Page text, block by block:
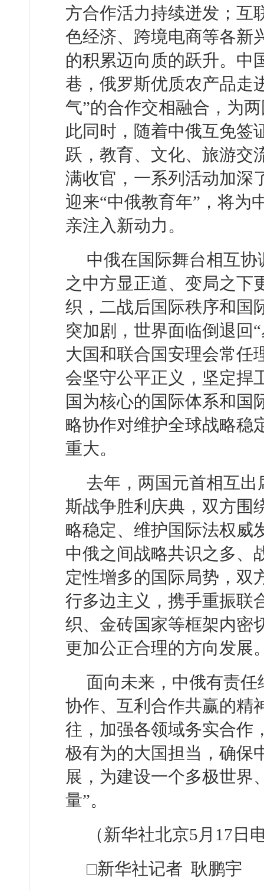
方合作活力持续迸发；互
色经济、跨境电商等各
的积累迈向质的跃升。中
巷，俄罗斯优质农产品走
气”的合作交相融合，为
此同时，随着中俄互免签
跃，教育、文化、旅游交
满收官，一系列活动加深
迎来“中俄教育年”，将为
亲注入新动力。
中俄在国际舞台相互
之中方显正道、变局之下
织，二战后国际秩序和国
突加剧，世界面临倒退回
大国和联合国安理会常任
会坚守公平正义，坚定捍
国为核心的国际体系和国
略协作对维护全球战略稳
重大。
去年，两国元首相互
斯战争胜利庆典，双方围
略稳定、维护国际法权威
中俄之间战略共识之多、
定性增多的国际局势，双
行多边主义，携手重振联
织、金砖国家等框架内密
更加公正合理的方向发展
面向未来，中俄有责
协作、互利合作共赢的精
往，加强各领域务实合作
极有为的大国担当，确保
展，为建设一个多极世界
量”。
（新华社北京5月17日
□新华社记者 耿鹏宇